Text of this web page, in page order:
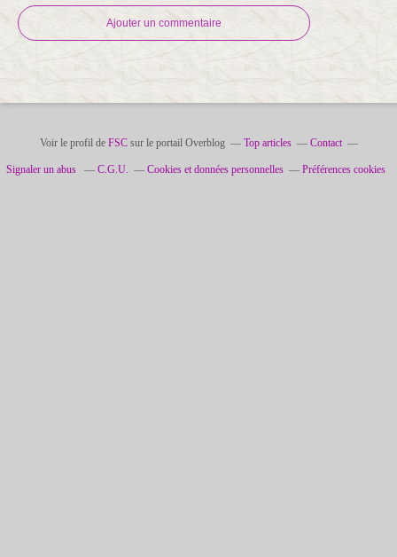
Ajouter un commentaire
Voir le profil de FSCsur le portail Overblog Top articles Contact
Signaler un abus C.G.U. Cookies et données personnelles Préférences cookies